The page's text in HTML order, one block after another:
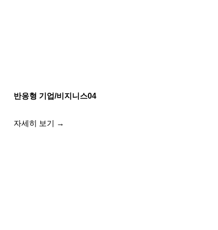
반응형 기업/비지니스04
자세히 보기 →